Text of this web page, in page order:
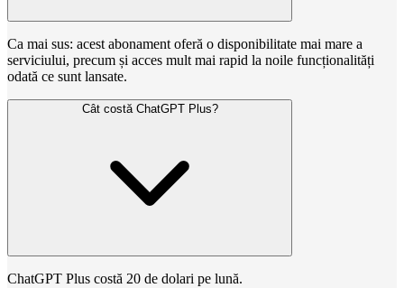
Ca mai sus: acest abonament oferă o disponibilitate mai mare a
serviciului, precum și acces mult mai rapid la noile funcționalități
odată ce sunt lansate.
Cât costă ChatGPT Plus?
ChatGPT Plus costă 20 de dolari pe lună.